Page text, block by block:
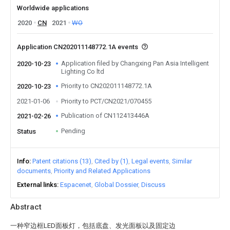
Abstract
一种窄边框LED面板灯，包括底盘、发光面板以及固定边
Worldwide applications
2020
CN 2021 WO
Application CN202011148772.1A events
2020-10-23
Application filed by Changxing Pan Asia Intelligent
Lighting Co ltd
2020-10-23
Priority to CN202011148772.1A
2021-01-06
Priority to PCT/CN2021/070455
2021-02-26
Publication of CN112413446A
Status Pending
Info Patent citations (13) Cited by (1) Legal events Similar
documents Priority and Related Applications
External links Espacenet Global Dossier Discuss